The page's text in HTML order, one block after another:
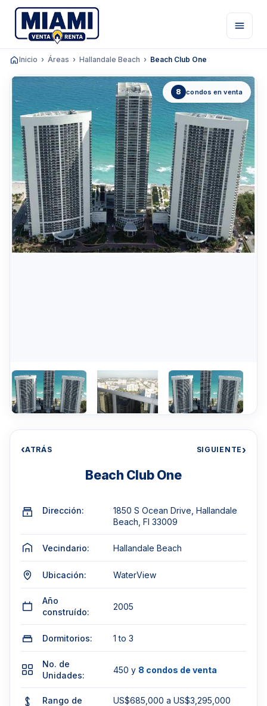
Inicio Áreas Hallandale Beach Beach Club One
8 condos en venta
‹ATRÁS SIGUIENTE›
Beach Club One
Dirección:
1850 S Ocean Drive, Hallandale
Beach, Fl 33009
Vecindario: Hallandale Beach
Ubicación: WaterView
Año
construído:
2005
Dormitorios: 1 to 3
No. de
Unidades:
450 y 8 condos de venta
Rango de
US$685,000 a US$3,295,000